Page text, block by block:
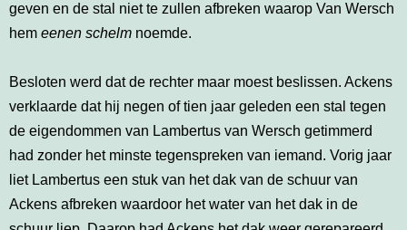
geven en de stal niet te zullen afbreken waarop Van Wersch
hem eenen schelm noemde.
Besloten werd dat de rechter maar moest beslissen. Ackens
verklaarde dat hij negen of tien jaar geleden een stal tegen
de eigendommen van Lambertus van Wersch getimmerd
had zonder het minste tegenspreken van iemand. Vorig jaar
liet Lambertus een stuk van het dak van de schuur van
Ackens afbreken waardoor het water van het dak in de